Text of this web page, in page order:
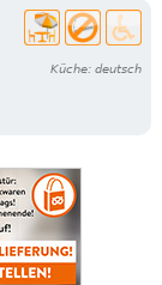
Küche: deutsch